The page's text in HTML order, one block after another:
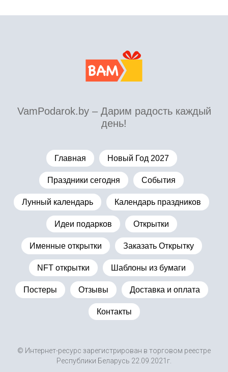
VamPodarok.by – Дарим радость каждый
день!
Главная Новый Год 2027
Праздники сегодня События
Лунный календарь Календарь праздников
Идеи подарков Открытки
Именные открытки Заказать Открытку
NFT открытки Шаблоны из бумаги
Постеры Отзывы Доставка и оплата
Контакты
© Интернет-ресурс зарегистрирован в торговом реестре
Республики Беларусь 22.09.2021г.